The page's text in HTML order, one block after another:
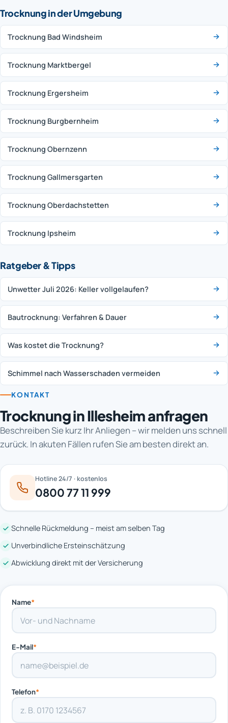
Trocknung in der Umgebung
Trocknung Bad Windsheim
Trocknung Marktbergel
Trocknung Ergersheim
Trocknung Burgbernheim
Trocknung Obernzenn
Trocknung Gallmersgarten
Trocknung Oberdachstetten
Trocknung Ipsheim
Ratgeber & Tipps
Unwetter Juli 2026: Keller vollgelaufen?
Bautrocknung: Verfahren & Dauer
Was kostet die Trocknung?
Schimmel nach Wasserschaden vermeiden
KONTAKT
Trocknung in Illesheim anfragen
Beschreiben Sie kurz Ihr Anliegen – wir melden uns schnell
zurück. In akuten Fällen rufen Sie am besten direkt an.
Hotline 24/7 · kostenlos
0800 77 11 999
Schnelle Rückmeldung – meist am selben Tag
Unverbindliche Ersteinschätzung
Abwicklung direkt mit der Versicherung
Name*
E-Mail*
Telefon*